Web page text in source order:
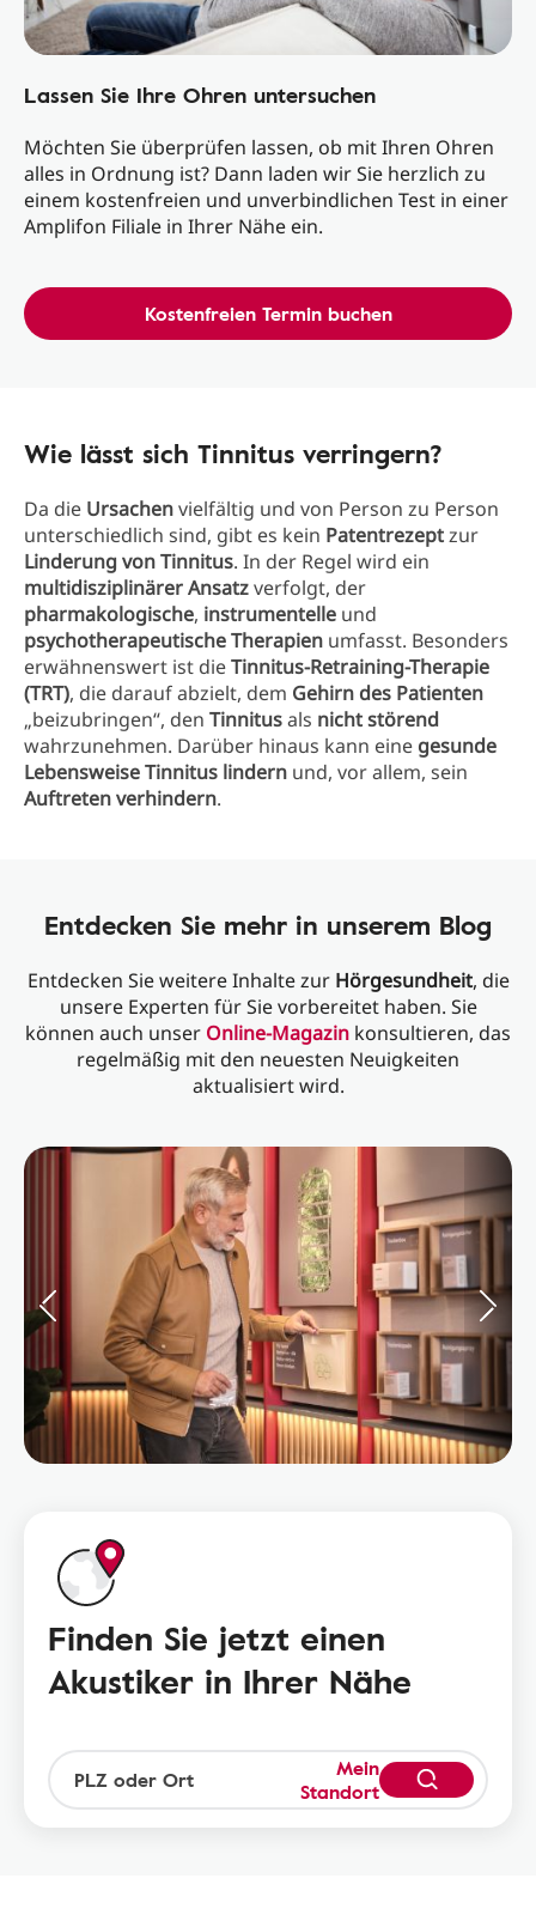
Lassen Sie Ihre Ohren untersuchen
Möchten Sie überprüfen lassen, ob mit Ihren Ohren
alles in Ordnung ist? Dann laden wir Sie herzlich zu
einem kostenfreien und unverbindlichen Test in einer
Amplifon Filiale in Ihrer Nähe ein.
Kostenfreien Termin buchen
Wie lässt sich Tinnitus verringern?
Da die Ursachenvielfältig und von Person zu Person
unterschiedlich sind, gibt es kein Patentrezeptzur
Linderung von Tinnitus. In der Regel wird ein
multidisziplinärer Ansatzverfolgt, der
pharmakologische, instrumentelle und
psychotherapeutische Therapien umfasst. Besonders
erwähnenswert ist dieTinnitus-Retraining-Therapie
(TRT), die darauf abzielt, dem Gehirn des Patienten
„beizubringen“, den Tinnitusals nicht störend
wahrzunehmen. Darüber hinaus kann eine gesunde
LebensweiseTinnitus lindern und, vor allem, sein
Auftreten verhindern.
Entdecken Sie mehr in unserem Blog
Entdecken Sie weitere Inhalte zur Hörgesundheit, die
unsere Experten für Sie vorbereitet haben. Sie
können auch unser Online-Magazin konsultieren, das
regelmäßig mit den neuesten Neuigkeiten
aktualisiert wird.
Finden Sie jetzt einen
Akustiker in Ihrer Nähe
Mein
Standort